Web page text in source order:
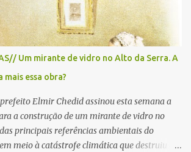
diversos trechos de rodovias e estradas
temporariamente ao longo da prova.
Coronel Pedro Penteado, em Serra Negra,
ciclistas, às 6h30. De acordo com o
e de todas as prefeituras envolvidas,
de forma programada e os trechos serão
Um mirante de vidro no Alto da Serra. A
essa obra?
Elmir Chedid assinou esta semana a
a construção de um mirante de vidro no
principais referências ambientais do
meio à catástrofe climática que destruiu o